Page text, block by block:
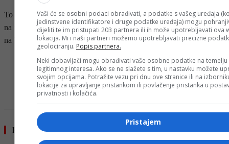
To je za Alcaraza peta Grand Slam titula u karijeri, a Sinner je ostao
na tri. Alcarazu je ovo drugi trofej na Roland Garrosu, a ima dva i
na Wimbledonu, te jedan na US Openu.
- OGLAS -
Pročitajte još
Vaši će se osobni podaci obrađivati, a podatke s vašeg uređaja
jedinstvene identifikatore i druge podatke uređaja) mogu
dijeliti te im pristupati 203 partnera ili ih može upotrebljavati ova
lokacija. Mi i naši partneri možemo upotrebljavati precizne
geolociranju. Popis partnera.
Neki dobavljači mogu obrađivati vaše osobne podatke na temelju
legitimnog interesa. Ako se ne slažete s tim, u nastavku možete
svojim opcijama. Potražite vezu pri dnu ove stranice ili na
lokacije za upravljanje pristankom ili povlačenje pristanka u
privatnosti i kolačića.
Pristajem